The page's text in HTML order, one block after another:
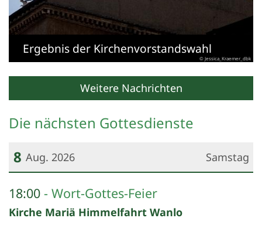
Ergebnis der Kirchenvorstandswahl
© Jessica_Kraemer_dbk
Weitere Nachrichten
Die nächsten Gottesdienste
Samstag
8 Aug. 2026
18:00 Wort-Gottes-Feier
Kirche Mariä Himmelfahrt Wanlo